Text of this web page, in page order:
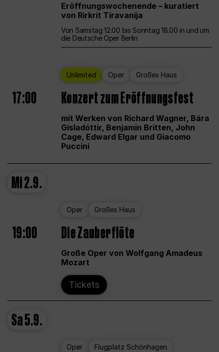
Eröffnungswochenende – kuratiert
von Rirkrit Tiravanija
Von Samstag 12.00 bis Sonntag 18.00 in und um
die Deutsche Oper Berlin
Unlimited Oper Großes Haus
17:00 Konzert zum Eröffnungsfest
mit Werken von Richard Wagner, Bára
Gísladóttir, Benjamin Britten, John
Cage, Edward Elgar und Giacomo
Puccini
Mi2.9.
Oper Großes Haus
19:00 Die Zauberflöte
Große Oper von Wolfgang Amadeus
Mozart
Tickets
Sa5.9.
Oper Flugplatz Schönhagen